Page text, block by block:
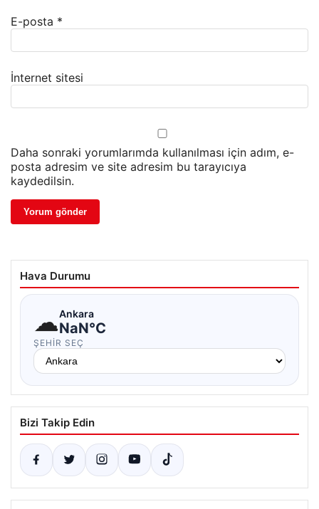
E-posta *
İnternet sitesi
Daha sonraki yorumlarımda kullanılması için adım, e-
posta adresim ve site adresim bu tarayıcıya
kaydedilsin.
Hava Durumu
☁Ankara
NaN°C
ŞEHIR SEÇ
Bizi Takip Edin